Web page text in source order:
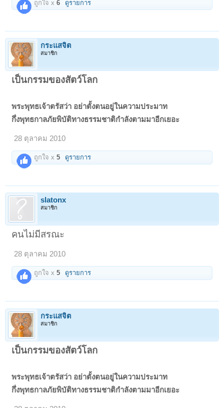
ถูกใจ x6 ดูรายการ
กระแสจิต
สมาชิก
เป็นกรรมของสัตว์โลก
พระพุทธเจ้าตรัสว่า อย่าตั้งตนอยู่ในความประมาท
กึ่งพุทธกาลภัยพิบัติทางธรรมชาติกำลังตามมาอีกเยอะ
28 ตุลาคม 2010
ถูกใจ x5 ดูรายการ
slatonx
สมาชิก
คนไม่มีสรณะ
28 ตุลาคม 2010
ถูกใจ x5 ดูรายการ
กระแสจิต
สมาชิก
เป็นกรรมของสัตว์โลก
พระพุทธเจ้าตรัสว่า อย่าตั้งตนอยู่ในความประมาท
กึ่งพุทธกาลภัยพิบัติทางธรรมชาติกำลังตามมาอีกเยอะ